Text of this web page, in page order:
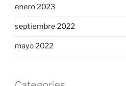
enero 2023
septiembre 2022
mayo 2022